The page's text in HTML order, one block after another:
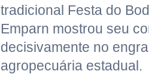
tradicional Festa do
Emparn mostrou seu
decisivamente no
agropecuária estadual.